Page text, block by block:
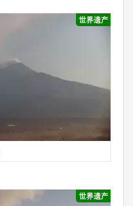
世界遗产
世界遗产